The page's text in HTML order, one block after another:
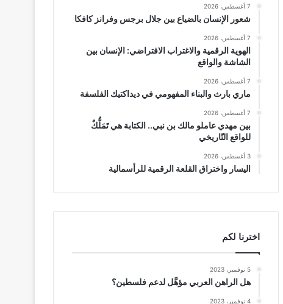
7 أغسطس، 2026
شعور الإنسان بالضياع بين جلال برجس وفرانز كافكا
7 أغسطس، 2026
الهوية الرقمية والاغتراب الافتراضي: الإنسان بين
الشاشة والواقع
7 أغسطس، 2026
ماري بارث والبناء المفهومي في ديداكتيك الفلسفة
7 أغسطس، 2026
بين مهدي عاملو مالك بن نبي.. الكتابة هي تَمَلُّكٌ
للواقع التّاريخي
3 أغسطس، 2026
اليسار واختراق القلعة الرقمية للرأسمالية
اخترنا لكم
5 نوفمبر، 2023
هل الراهن العربي مؤهَّل لدعم فلسطين؟
4 نوفمبر، 2023